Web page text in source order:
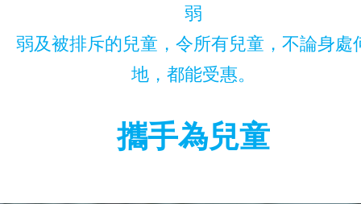
弱
弱及被排斥的兒童，令所有兒童，不論身處
地，都能受惠。
攜手為兒童